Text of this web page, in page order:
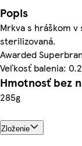
Popis
Mrkva s hráškom
sterilizovaná.
Awarded
Veľkosť balenia:
Hmotnosť bez
285g
Zloženie